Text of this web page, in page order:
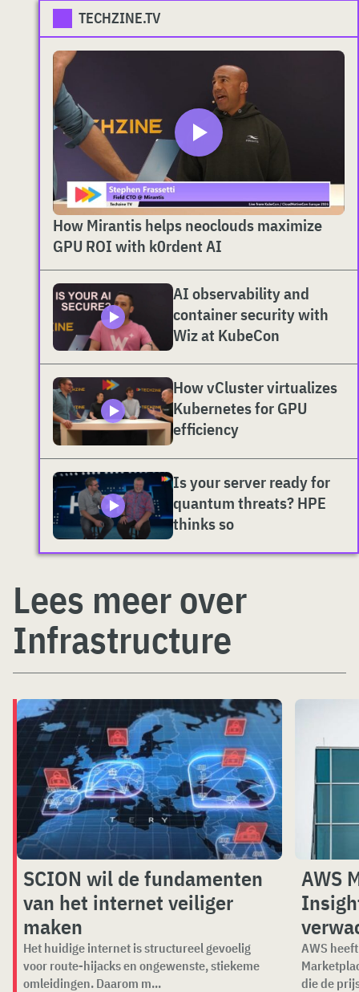
TECHZINE.TV
How Mirantis helps neoclouds maximize
GPU ROI with k0rdent AI
AI observability and
container security with
Wiz at KubeCon
How vCluster virtualizes
Kubernetes for GPU
efficiency
Is your server ready for
quantum threats? HPE
thinks so
Lees meer over
Infrastructure
SCION wil de fundamenten
van het internet veiliger
maken
Het huidige internet is structureel gevoelig
voor route-hijacks en ongewenste, stiekeme
omleidingen. Daarom m...
AWS
AWS
die de